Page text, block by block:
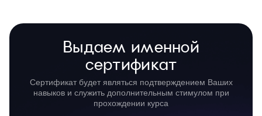
Выдаем именной
сертификат
Сертификат будет являться подтверждением Ваших
навыков и служить дополнительным стимулом при
прохождении курса